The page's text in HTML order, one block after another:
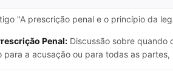
"A prescrição penal e o princípio da
Penal: Discussão sobre
a acusação ou para todas as